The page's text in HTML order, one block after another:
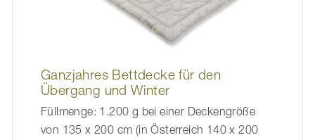
Ganzjahres Bettdecke für den
Übergang und Winter
Füllmenge: 1.200 g bei einer Deckengröße
von 135 x 200 cm (in Österreich 140 x 200